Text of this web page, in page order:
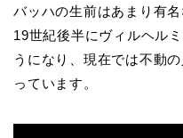
バッハの生前はあまり有
19世紀後半にヴィルヘル
うになり、現在では不動
っています。